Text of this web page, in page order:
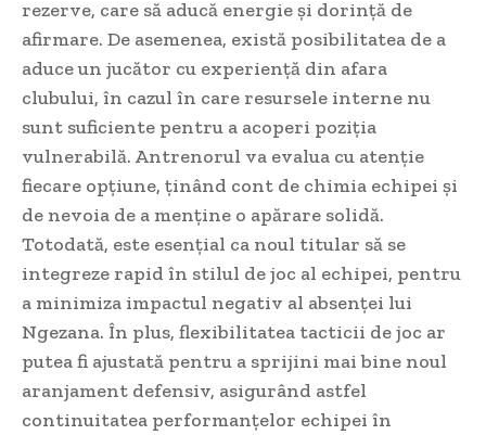
rezerve, care să aducă energie și dorință de
afirmare. De asemenea, există posibilitatea de a
aduce un jucător cu experiență din afara
clubului, în cazul în care resursele interne nu
sunt suficiente pentru a acoperi poziția
vulnerabilă. Antrenorul va evalua cu atenție
fiecare opțiune, ținând cont de chimia echipei și
de nevoia de a menține o apărare solidă.
Totodată, este esențial ca noul titular să se
integreze rapid în stilul de joc al echipei, pentru
a minimiza impactul negativ al absenței lui
Ngezana. În plus, flexibilitatea tacticii de joc ar
putea fi ajustată pentru a sprijini mai bine noul
aranjament defensiv, asigurând astfel
continuitatea performanțelor echipei în